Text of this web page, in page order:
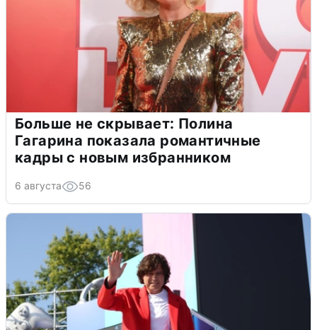
Больше не скрывает: Полина
Гагарина показала романтичные
кадры с новым избранником
6 августа 56